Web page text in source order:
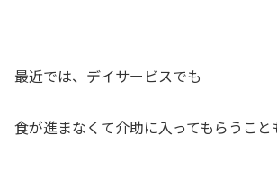
最近では、デイサービスでも
食が進まなくて介助に入ってもらうこと